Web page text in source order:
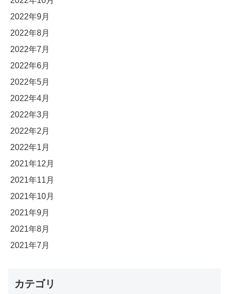
2022年9月
2022年8月
2022年7月
2022年6月
2022年5月
2022年4月
2022年3月
2022年2月
2022年1月
2021年12月
2021年11月
2021年10月
2021年9月
2021年8月
2021年7月
カテゴリ